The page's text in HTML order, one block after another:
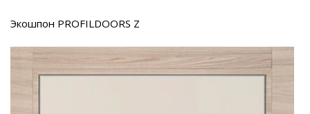
Экошпон PROFILDOORS Z